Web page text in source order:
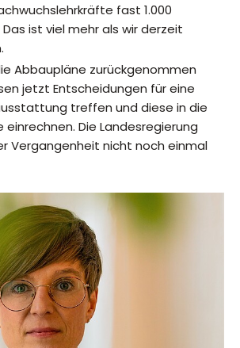
fast 1.000
ist viel mehr als wir derzeit
Abbaupläne zurückgenommen
jetzt Entscheidungen für eine
treffen und diese in die
Die Landesregierung
Vergangenheit nicht noch einmal